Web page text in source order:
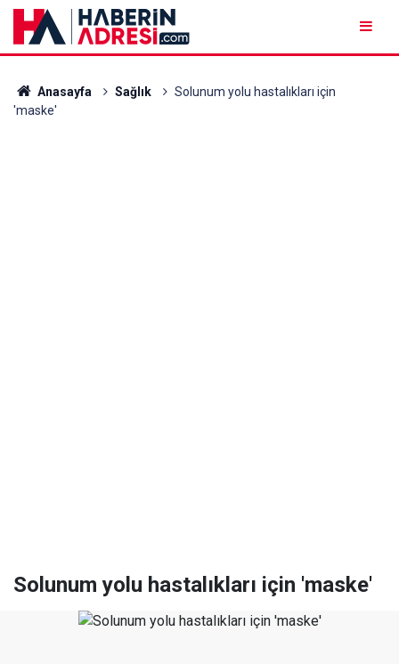
Anasayfa Sağlık
Solunum yolu hastalıkları için
'maske'
Solunum yolu hastalıkları için 'maske'